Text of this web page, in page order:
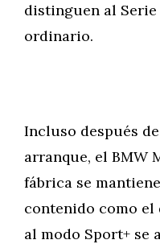
distinguen al
ordinario.
Incluso después
arranque, el BMW
fábrica se
contenido como el
al modo Sport+ se